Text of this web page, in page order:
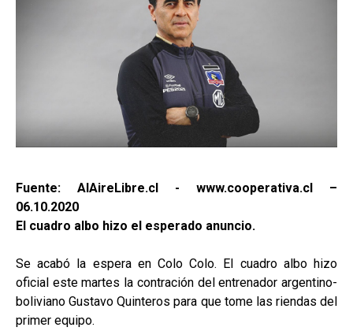
Fuente: AlAireLibre.cl - www.cooperativa.cl –
06.10.2020
El cuadro albo hizo el esperado anuncio.
Se acabó la espera en Colo Colo. El cuadro albo hizo
oficial este martes la contración del entrenador argentino-
boliviano Gustavo Quinteros para que tome las riendas del
primer equipo.